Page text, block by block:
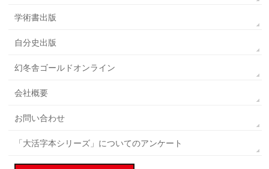
学術書出版
自分史出版
幻冬舎ゴールドオンライン
会社概要
お問い合わせ
「大活字本シリーズ」についてのアンケート